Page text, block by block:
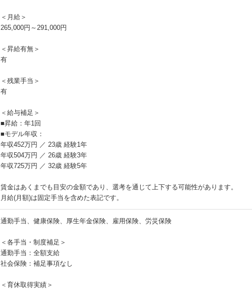
＜月給＞
265,000円～291,000円
＜昇給有無＞
有
＜残業手当＞
有
＜給与補足＞
■昇給：年1回
■モデル年収：
年収452万円 ／ 23歳 経験1年
年収504万円 ／ 26歳 経験3年
年収725万円 ／ 32歳 経験5年
賃金はあくまでも目安の金額であり、選考を通じて上下する可能性があります。
月給(月額)は固定手当を含めた表記です。
通勤手当、健康保険、厚生年金保険、雇用保険、労災保険
＜各手当・制度補足＞
通勤手当：全額支給
社会保険：補足事項なし
＜育休取得実績＞